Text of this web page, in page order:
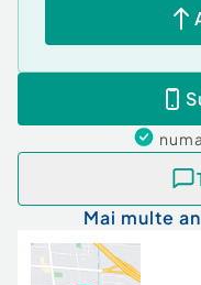
Mai multe